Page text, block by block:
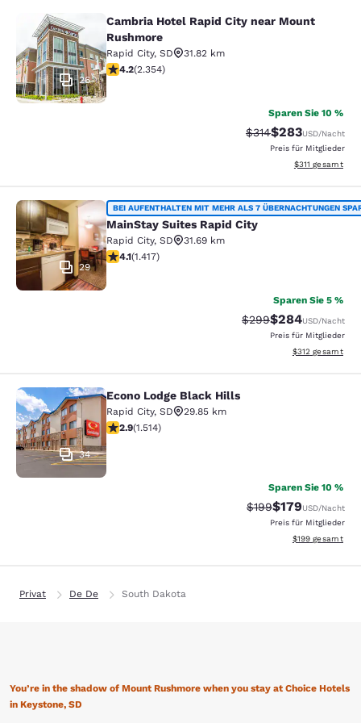
Cambria Hotel Rapid City near
26
Cambria Hotel Rapid City near Mount
Rushmore
Rapid City, SD
31.82 km
4.19-Sterne-Bewertung. Sehr gut. 2354 Bewertungen
4.2(2.354)
Sparen Sie 10 %
Durchgestrichener
$314Vergünstigter
$283USD/Nacht
Preis für Mitglieder
Geschätzte
$311 gesamt
MainStay Suites Rapid City
29
BEI AUFENTHALTEN MIT MEHR ALS 7 ÜBERNACHTUNGEN
MainStay Suites Rapid City
Rapid City, SD
31.69 km
4.12-Sterne-Bewertung. Sehr gut. 1417 Bewertungen
4.1(1.417)
Sparen Sie 5 %
Durchgestrichener
$299Vergünstigter
$284USD/Nacht
Preis für Mitglieder
Geschätzte
$312 gesamt
Econo Lodge Black Hills
34
Econo Lodge Black Hills
Rapid City, SD
29.85 km
2.92-Sterne-Bewertung. Mittelmäßig. 1514
2.9(1.514)
Sparen Sie 10 %
Durchgestrichener
$199Vergünstigter
$179USD/Nacht
Preis für Mitglieder
Geschätzte
$199 gesamt
Privat De De South Dakota
You’re in the shadow of Mount Rushmore when you stay at Choice Hotels
in Keystone, SD